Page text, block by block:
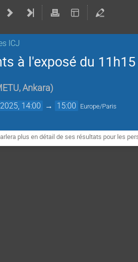
ICJ
à l'exposé du 11h15
Ankara)
14:00 → 15:00 Europe/Paris
plus en détail de ses résultats pour les